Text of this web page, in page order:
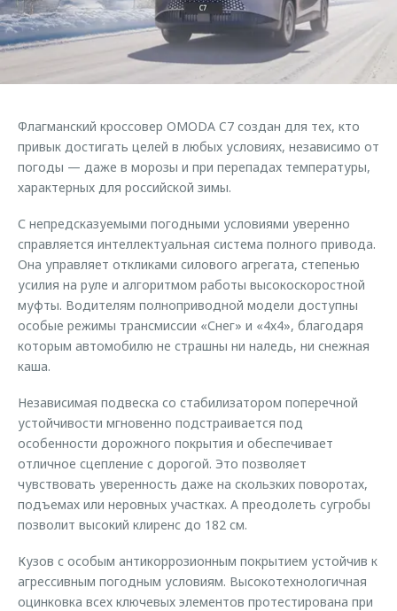
Страхование
Кредитный калькулятор
Аксессуары
Оригинальные аксессуары
Запчасти
Калькулятор трейд-ин
Руководства по эксплуатации
Клиентская поддержка
O&J Автоклуб
Приложение O&J
Аксессуары
Оригинальные аксессуары
Запчасти
Обратная связь
Флагманский кроссовер OMODA C7 создан для тех, кто
привык достигать целей в любых условиях, независимо от
погоды — даже в морозы и при перепадах температуры,
характерных для российской зимы.
С непредсказуемыми погодными условиями уверенно
справляется интеллектуальная система полного привода.
Она управляет откликами силового агрегата, степенью
усилия на руле и алгоритмом работы высокоскоростной
муфты. Водителям полноприводной модели доступны
особые режимы трансмиссии «Снег» и «4х4», благодаря
которым автомобилю не страшны ни наледь, ни снежная
каша.
Независимая подвеска со стабилизатором поперечной
устойчивости мгновенно подстраивается под
особенности дорожного покрытия и обеспечивает
отличное сцепление с дорогой. Это позволяет
чувствовать уверенность даже на скользких поворотах,
подъемах или неровных участках. А преодолеть сугробы
позволит высокий клиренс до 182 см.
Кузов с особым антикоррозионным покрытием устойчив к
агрессивным погодным условиям. Высокотехнологичная
оцинковка всех ключевых элементов протестирована при